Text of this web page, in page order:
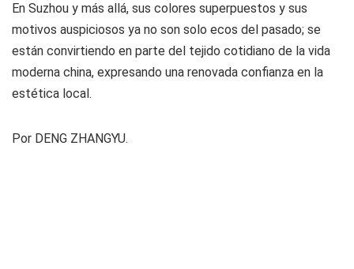
En Suzhou y más allá, sus colores superpuestos y sus
motivos auspiciosos ya no son solo ecos del pasado; se
están convirtiendo en parte del tejido cotidiano de la vida
moderna china, expresando una renovada confianza en la
estética local.
Por DENG ZHANGYU.